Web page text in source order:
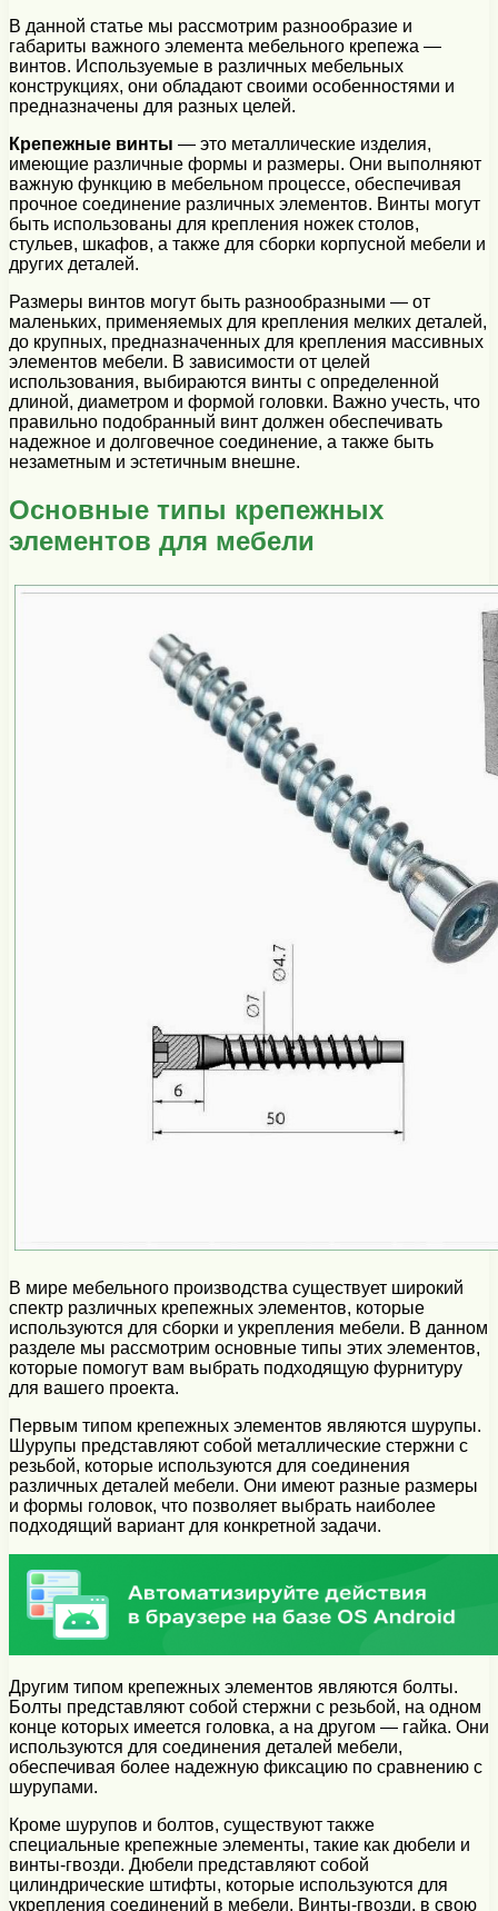
В данной статье мы рассмотрим разнообразие и
габариты важного элемента мебельного крепежа —
винтов. Используемые в различных мебельных
конструкциях, они обладают своими особенностями и
предназначены для разных целей.
Крепежные винты — это металлические изделия,
имеющие различные формы и размеры. Они выполняют
важную функцию в мебельном процессе, обеспечивая
прочное соединение различных элементов. Винты могут
быть использованы для крепления ножек столов,
стульев, шкафов, а также для сборки корпусной мебели и
других деталей.
Размеры винтов могут быть разнообразными — от
маленьких, применяемых для крепления мелких деталей,
до крупных, предназначенных для крепления массивных
элементов мебели. В зависимости от целей
использования, выбираются винты с определенной
длиной, диаметром и формой головки. Важно учесть, что
правильно подобранный винт должен обеспечивать
надежное и долговечное соединение, а также быть
незаметным и эстетичным внешне.
Основные типы крепежных
элементов для мебели
В мире мебельного производства существует широкий
спектр различных крепежных элементов, которые
используются для сборки и укрепления мебели. В данном
разделе мы рассмотрим основные типы этих элементов,
которые помогут вам выбрать подходящую фурнитуру
для вашего проекта.
Первым типом крепежных элементов являются шурупы.
Шурупы представляют собой металлические стержни с
резьбой, которые используются для соединения
различных деталей мебели. Они имеют разные размеры
и формы головок, что позволяет выбрать наиболее
подходящий вариант для конкретной задачи.
Другим типом крепежных элементов являются болты.
Болты представляют собой стержни с резьбой, на одном
конце которых имеется головка, а на другом — гайка. Они
используются для соединения деталей мебели,
обеспечивая более надежную фиксацию по сравнению с
шурупами.
Кроме шурупов и болтов, существуют также
специальные крепежные элементы, такие как дюбели и
винты-гвозди. Дюбели представляют собой
цилиндрические штифты, которые используются для
укрепления соединений в мебели. Винты-гвозди, в свою